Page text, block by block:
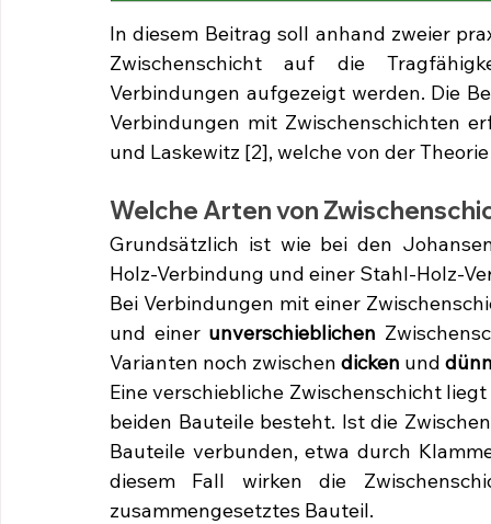
In diesem Beitrag soll anhand zweier
Zwischenschicht auf die
Verbindungen aufgezeigt werden. Die
Verbindungen mit Zwischenschichten
und Laskewitz [2], welche von der
Welche Arten von
Grundsätzlich ist wie bei den
Holz-Verbindung und einer Stahl-Holz-
Bei Verbindungen mit einer
und einer unverschieblichen
Varianten noch zwischen dicken und
Eine verschiebliche Zwischenschicht
beiden Bauteile besteht. Ist die
Bauteile verbunden, etwa durch
diesem Fall wirken die
zusammengesetztes Bauteil.